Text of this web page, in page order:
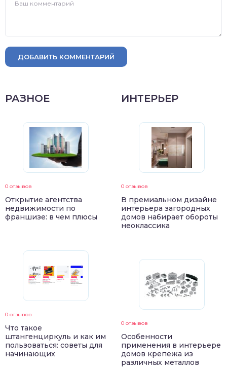
ДОБАВИТЬ КОММЕНТАРИЙ
РАЗНОЕ
0 отзывов
Открытие агентства
недвижимости по
франшизе: в чем плюсы
0 отзывов
Что такое
штангенциркуль и как им
пользоваться: советы для
начинающих
ИНТЕРЬЕР
0 отзывов
В премиальном дизайне
интерьера загородных
домов набирает обороты
неоклассика
0 отзывов
Особенности
применения в интерьере
домов крепежа из
различных металлов